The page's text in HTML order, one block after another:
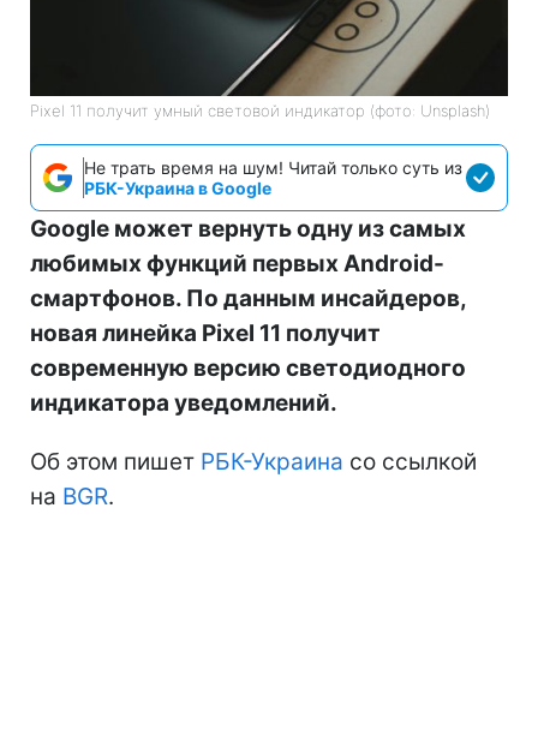
Pixel 11 получит умный световой индикатор (фото: Unsplash)
Не трать время на шум! Читай только суть из
РБК-Украина в Google
Google может вернуть одну из самых
любимых функций первых Android-
смартфонов. По данным инсайдеров,
новая линейка Pixel 11 получит
современную версию светодиодного
индикатора уведомлений.
Об этом пишет РБК-Украина со ссылкой
на BGR.